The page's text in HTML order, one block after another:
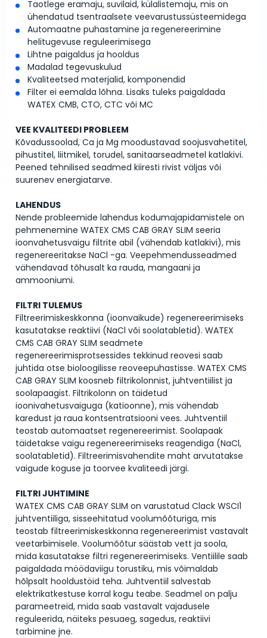
Taotlege eramaju, suvilaid, külalistemaju, mis on
ühendatud tsentraalsete veevarustussüsteemidega
Automaatne puhastamine ja regenereerimine
helitugevuse reguleerimisega
Lihtne paigaldus ja hooldus
Madalad tegevuskulud
Kvaliteetsed materjalid, komponendid
Filter ei eemalda lõhna. Lisaks tuleks paigaldada
WATEX CMB, CTO, CTC või MC
VEE KVALITEEDI PROBLEEM
Kõvadussoolad, Ca ja Mg moodustavad soojusvahetitel,
pihustitel, liitmikel, torudel, sanitaarseadmetel katlakivi.
Peened tehnilised seadmed kiiresti rivist väljas või
suurenev energiatarve.
LAHENDUS
Nende probleemide lahendus kodumajapidamistele on
pehmenemine WATEX CMS CAB GRAY SLIM seeria
ioonvahetusvaigu filtrite abil (vähendab katlakivi), mis
regenereeritakse NaCl -ga. Veepehmendusseadmed
vähendavad tõhusalt ka rauda, ​​mangaani ja
ammooniumi.
FILTRI TULEMUS
Filtreerimiskeskkonna (ioonvaikude) regenereerimiseks
kasutatakse reaktiivi (NaCl või soolatabletid). WATEX
CMS CAB GRAY SLIM seadmete
regenereerimisprotsessides tekkinud reovesi saab
juhtida otse bioloogilisse reoveepuhastisse. WATEX CMS
CAB GRAY SLIM koosneb filtrikolonnist, juhtventiilist ja
soolapaagist. Filtrikolonn on täidetud
ioonivahetusvaiguga (katioonne), mis vähendab
karedust ja raua kontsentratsiooni vees. Juhtventiil
teostab automaatset regenereerimist. Soolapaak
täidetakse vaigu regenereerimiseks reagendiga (NaCl,
soolatabletid). Filtreerimisvahendite maht arvutatakse
vaigude koguse ja toorvee kvaliteedi järgi.
FILTRI JUHTIMINE
WATEX CMS CAB GRAY SLIM on varustatud Clack WSCI1
juhtventiiliga, sisseehitatud voolumõõturiga, mis
teostab filtreerimiskeskkonna regenereerimist vastavalt
veetarbimisele. Voolumõõtur säästab vett ja soola,
mida kasutatakse filtri regenereerimiseks. Ventiilile saab
paigaldada möödaviigu torustiku, mis võimaldab
hõlpsalt hooldustöid teha. Juhtventiil salvestab
elektrikatkestuse korral kogu teabe. Seadmel on palju
parameetreid, mida saab vastavalt vajadusele
reguleerida, näiteks pesuaeg, sagedus, reaktiivi
tarbimine jne.